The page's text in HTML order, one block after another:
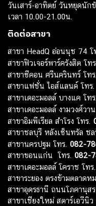
วันเสาร์-อาทิตย์ วันหยุดนัก
เวลา 10.00-21.00น.
ติดต่อสาขา
สาขา HeadQ อ่อนนุช 74 โ
สาขาฟิวเจอร์พาร์ครังสิต โทร.
สาขาซีคอน ศรีนครินทร์ โทร.
สาขาแฟชั่น ไอส์แลนด์ โทร.
สาขาเดอะมอลล์ บางแค โทร.
สาขาเดอะมอลล์ งามวงศ์วา
สาขาอิมพีเรียล สำโรง โทร.
สาขาชลบุรี หลังเซ็นทรัล ชล
สาขานครปฐม โทร. 082-
สาขาขอนแก่น โทร. 082-
สาขาเดอะมอลล์ โคราช โทร.
สาขาระยอง ตรงข้ามตลาดห
สาขาอุดรธานี ถนนโภคานุส
สาขาเชียงใหม่ สตาร์เอวีนิว